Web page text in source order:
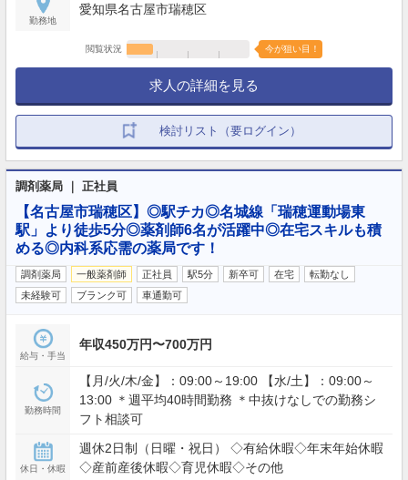
勤務地
愛知県名古屋市瑞穂区
閲覧状況 今が狙い目！
求人の詳細を見る
検討リスト（要ログイン）
調剤薬局 ｜ 正社員
【名古屋市瑞穂区】◎駅チカ◎名城線「瑞穂運動場東
駅」より徒歩5分◎薬剤師6名が活躍中◎在宅スキルも積
める◎内科系応需の薬局です！
調剤薬局 一般薬剤師 正社員 駅5分 新卒可 在宅
転勤なし
未経験可
ブランク可 車通勤可
給与・手当
年収450万円〜700万円
勤務時間
【月/火/木/金】：09:00～19:00 【水/土】：09:00～
13:00 ＊週平均40時間勤務 ＊中抜けなしでの勤務シ
フト相談可
休日・休暇
週休2日制（日曜・祝日） ◇有給休暇◇年末年始休暇
◇産前産後休暇◇育児休暇◇その他